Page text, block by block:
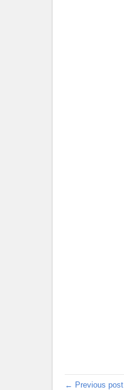
← Previous post